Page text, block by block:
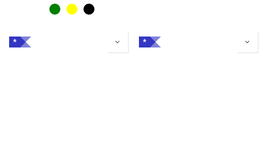
* *